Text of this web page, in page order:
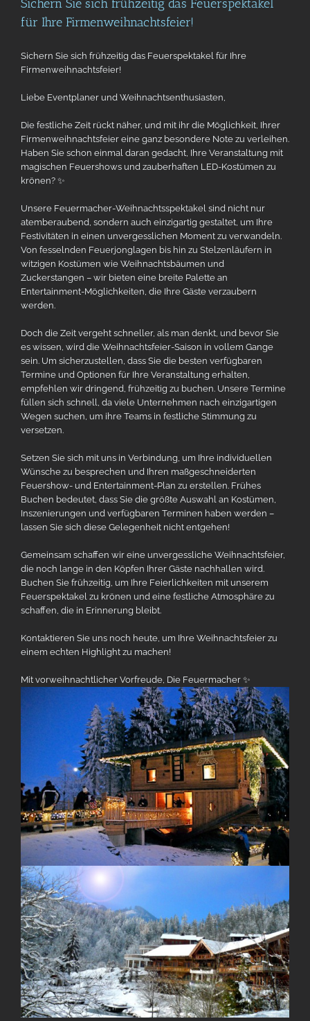
Sichern Sie sich frühzeitig das Feuerspektakel
für Ihre Firmenweihnachtsfeier!
Sichern Sie sich frühzeitig das Feuerspektakel für Ihre
Firmenweihnachtsfeier!
Liebe Eventplaner und Weihnachtsenthusiasten,
Die festliche Zeit rückt näher, und mit ihr die Möglichkeit, Ihrer
Firmenweihnachtsfeier eine ganz besondere Note zu verleihen.
Haben Sie schon einmal daran gedacht, Ihre Veranstaltung mit
magischen Feuershows und zauberhaften LED-Kostümen zu
krönen? ✨
Unsere Feuermacher-Weihnachtsspektakel sind nicht nur
atemberaubend, sondern auch einzigartig gestaltet, um Ihre
Festivitäten in einen unvergesslichen Moment zu verwandeln.
Von fesselnden Feuerjonglagen bis hin zu Stelzenläufern in
witzigen Kostümen wie Weihnachtsbäumen und
Zuckerstangen – wir bieten eine breite Palette an
Entertainment-Möglichkeiten, die Ihre Gäste verzaubern
werden.
Doch die Zeit vergeht schneller, als man denkt, und bevor Sie
es wissen, wird die Weihnachtsfeier-Saison in vollem Gange
sein. Um sicherzustellen, dass Sie die besten verfügbaren
Termine und Optionen für Ihre Veranstaltung erhalten,
empfehlen wir dringend, frühzeitig zu buchen. Unsere Termine
füllen sich schnell, da viele Unternehmen nach einzigartigen
Wegen suchen, um ihre Teams in festliche Stimmung zu
versetzen.
Setzen Sie sich mit uns in Verbindung, um Ihre individuellen
Wünsche zu besprechen und Ihren maßgeschneiderten
Feuershow- und Entertainment-Plan zu erstellen. Frühes
Buchen bedeutet, dass Sie die größte Auswahl an Kostümen,
Inszenierungen und verfügbaren Terminen haben werden –
lassen Sie sich diese Gelegenheit nicht entgehen!
Gemeinsam schaffen wir eine unvergessliche Weihnachtsfeier,
die noch lange in den Köpfen Ihrer Gäste nachhallen wird.
Buchen Sie frühzeitig, um Ihre Feierlichkeiten mit unserem
Feuerspektakel zu krönen und eine festliche Atmosphäre zu
schaffen, die in Erinnerung bleibt.
Kontaktieren Sie uns noch heute, um Ihre Weihnachtsfeier zu
einem echten Highlight zu machen!
Mit vorweihnachtlicher Vorfreude, Die Feuermacher ✨